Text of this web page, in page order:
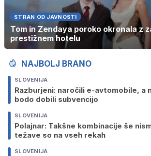
STRAN OD JAVNOSTI
Tom in Zendaya poroko okronala z
prestižnem hotelu
NAJBOLJ BRANO
SLOVENIJA
Razburjeni: naročili e-avtomobile, a
bodo dobili subvencijo
SLOVENIJA
Polajnar: Takšne kombinacije še
težave so na vseh rekah
SLOVENIJA